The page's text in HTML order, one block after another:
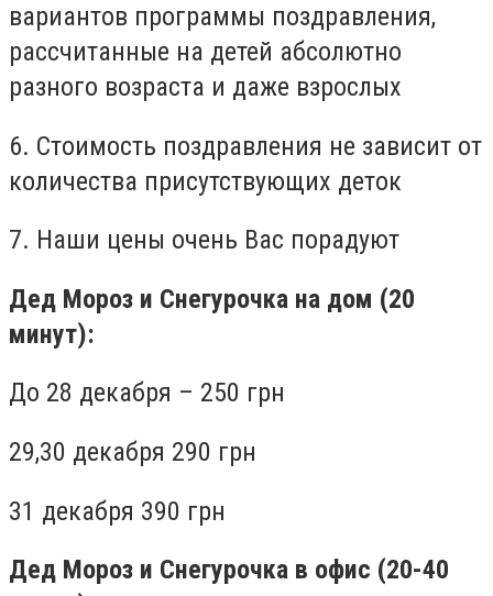
вариантов программы поздравления,
рассчитанные на детей абсолютно
разного возраста и даже взрослых
6. Стоимость поздравления не зависит от
количества присутствующих деток
7. Наши цены очень Вас порадуют
Дед Мороз и Снегурочка на дом (20
минут):
До 28 декабря – 250 грн
29,30 декабря 290 грн
31 декабря 390 грн
Дед Мороз и Снегурочка в офис (20-40